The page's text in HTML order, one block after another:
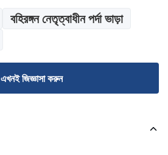
বহিরঙ্গন নেতৃত্বাধীন পর্দা ভাড়া
এখনই জিজ্ঞাসা করুন